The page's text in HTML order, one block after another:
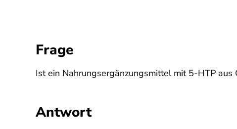
Frage
Ist ein Nahrungsergänzungsmittel mit 5-HTP
Antwort